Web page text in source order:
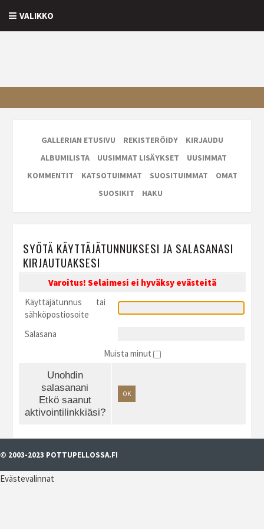
VALIKKO
GALLERIAN ETUSIVU REKISTERÖIDY
KIRJAUDU
ALBUMILISTA
UUSIMMAT LISÄYKSET
UUSIMMAT
KOMMENTIT
KATSOTUIMMAT SUOSITUIMMAT
OMAT
SUOSIKIT
HAKU
SYÖTÄ KÄYTTÄJÄTUNNUKSESI JA SALASANASI
KIRJAUTUAKSESI
Varoitus! Selaimesi ei hyväksy evästeitä
Käyttäjätunnus tai
sähköpostiosoite
Salasana
Muista minut
Unohdin
salasanani
Etkö saanut
aktivointilinkkiäsi?
OK
© 2003-2023 POTTUPELLOSSA.FI
Evästevalinnat